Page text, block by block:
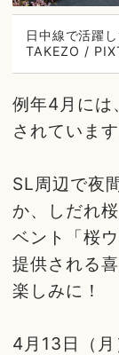
日中線で活躍
TAKEZO /
例年4月には
されています
SL周辺で夜
か、しだれ
ベント「桜
提供される
楽しみに！
4月13日（